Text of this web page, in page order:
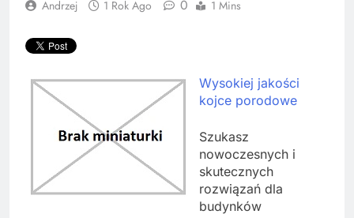
Andrzej 1 Rok Ago 0 1 Mins
Wysokiej jakości
kojce porodowe
Szukasz
nowoczesnych i
skutecznych
rozwiązań dla
budynków